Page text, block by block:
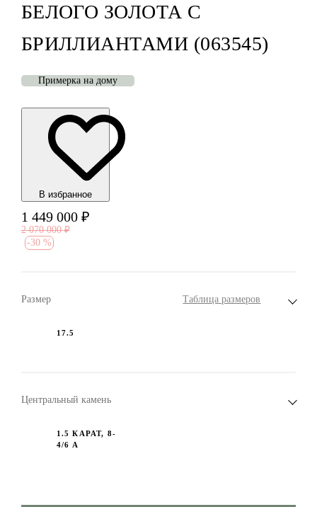
БЕЛОГО ЗОЛОТА С
БРИЛЛИАНТАМИ (063545)
Примерка на дому
В избранноe
1 449 000 ₽
2 070 000 ₽
-30 %
Размер Таблица размеров
17.5
Центральный камень
1.5 КАРАТ, 8-
4/6 А